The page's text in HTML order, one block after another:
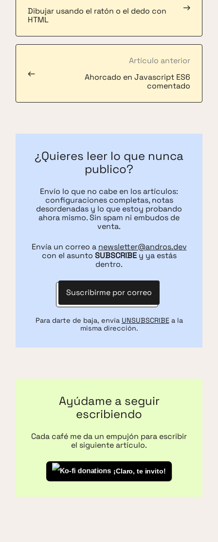
Artículo anterior
Ahorcado en Javascript ES6
comentado
←
Dibujar usando el ratón o el dedo con
HTML
→
¿Quieres leer lo que nunca
publico?
Envío lo que no cabe en los artículos:
configuraciones completas, notas
desordenadas y lo que estoy probando
ahora mismo. Sin spam ni embudos de
venta.
Envía un correo a newsletter@andros.dev
con el asunto SUBSCRIBEy ya estás
dentro.
Suscribirme por correo
Para darte de baja, envía UNSUBSCRIBEa la
misma dirección.
Ayúdame a seguir
escribiendo
Cada café me da un empujón para escribir
el siguiente artículo.
¡Claro, te invito!